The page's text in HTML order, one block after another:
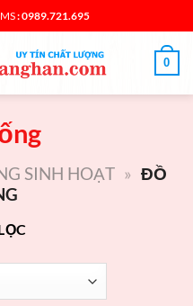
: 0989.721.695
0
SINH HOẠT » ĐỒ